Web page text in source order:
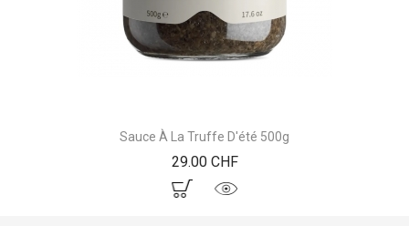
Sauce À La Truffe D'été 500g
29.00 CHFPrix